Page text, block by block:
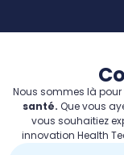
Nous sommes là
santé. Que vous
vous souhaitiez
innovation Health